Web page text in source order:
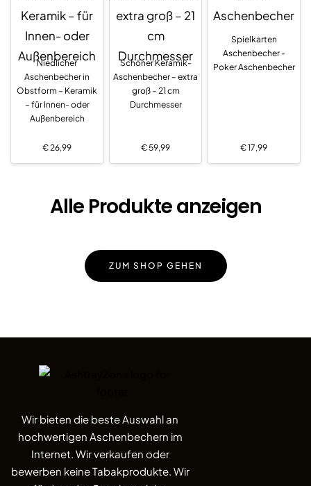
Niedlicher
Aschenbecher in
Obstform – Keramik
– für Innen- oder
Außenbereich
€26,99
Schöner Keramik-
Aschenbecher – extra
groß – 21 cm
Durchmesser
€59,99
Spielkarten
Aschenbecher -
Poker Aschenbecher
€17,99
Alle Produkte anzeigen
ZUM SHOP GEHEN
Wir bieten die beste Auswahl an
hochwertigen Aschenbechern im
Internet. Wir verkaufen oder
bewerben keine Tabakprodukte. Wir